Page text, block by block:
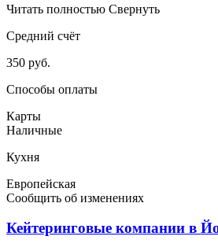
Читать полностью Свернуть
Средний счёт
350 руб.
Способы оплаты
Карты
Наличные
Кухня
Европейская
Сообщить об изменениях
Кейтеринговые компании в